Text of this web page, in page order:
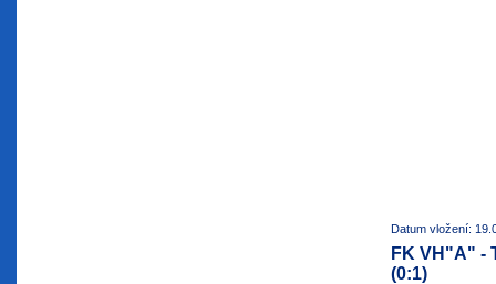
Datum vložení:
FK VH"A" -
(0:1)